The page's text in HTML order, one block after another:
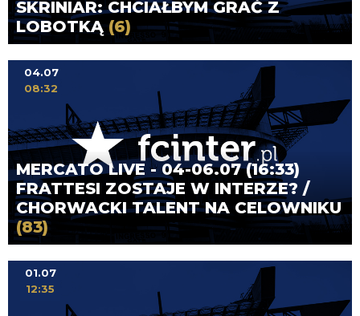
SKRINIAR: CHCIAŁBYM GRAĆ Z
LOBOTKĄ (6)
MERCATO LIVE - 04-06.07 (16:33)
FRATTESI ZOSTAJE W INTERZE? /
CHORWACKI TALENT NA CELOWNIKU
(83)
04.07
08:32
01.07
12:35